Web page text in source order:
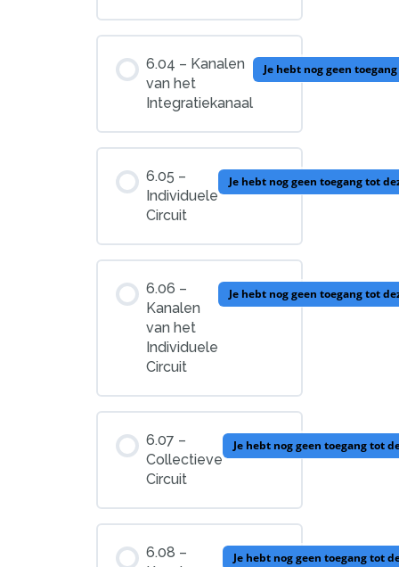
6.04 – Kanalen
van het
Integratiekanaal
Je hebt nog geen
6.05 –
Individuele
Circuit
Je hebt nog geen toegang tot
6.06 –
Kanalen
van het
Individuele
Circuit
Je hebt nog geen toegang tot
6.07 –
Collectieve
Circuit
Je hebt nog geen toegang tot
6.08 –
Je hebt nog geen toegang tot